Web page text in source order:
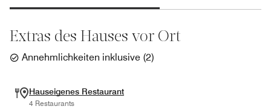
Extras des Hauses vor Ort
Annehmlichkeiten inklusive (2)
Hauseigenes Restaurant
4 Restaurants